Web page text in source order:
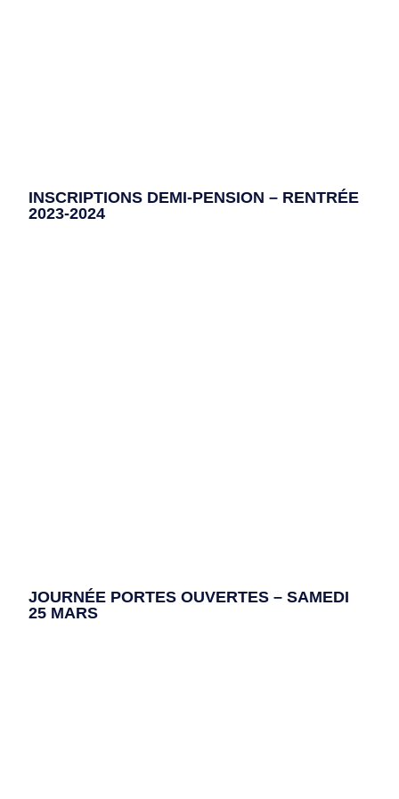
INSCRIPTIONS DEMI-PENSION – RENTRÉE
2023-2024
JOURNÉE PORTES OUVERTES – SAMEDI
25 MARS